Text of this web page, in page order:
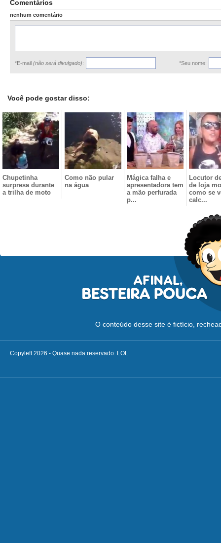
Comentários
nenhum comentário
*E-mail (não será divulgado): *Seu nome:
Você pode gostar disso:
Chupetinha
surpresa durante
a trilha de moto
Como não pular
na água
Mágica falha e
apresentadora tem
a mão perfurada
p...
Locutor
de loja
como se
calc...
O conteúdo desse site é fictício,
Copyleft 2026 - Quase nada reservado. LOL